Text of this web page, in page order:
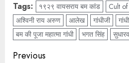
Tags: १९२९ वायसराय बम कांड
Cult
अश्विनी राय अरुण
आलेख गांधीजी
बम की पूजा महात्मा गांधी
भगत सिंह
Previous